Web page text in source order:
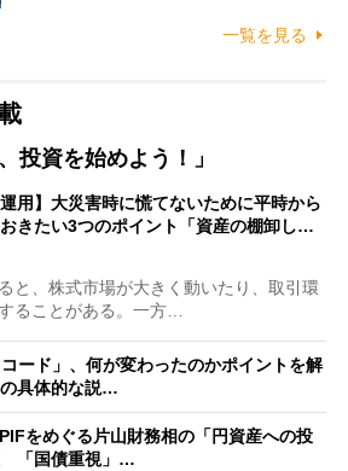
一覧を見る
投資を始めよう！」
運用】大災害時に慌てないために平時から
きたい3つのポイント「資産の棚卸し…
と、株式市場が大きく動いたり、取引環
ることがある。一方…
ード」、何が変わったのかポイントを解
具体的な説…
をめぐる片山財務相の「円資産への投
「国債重視」…